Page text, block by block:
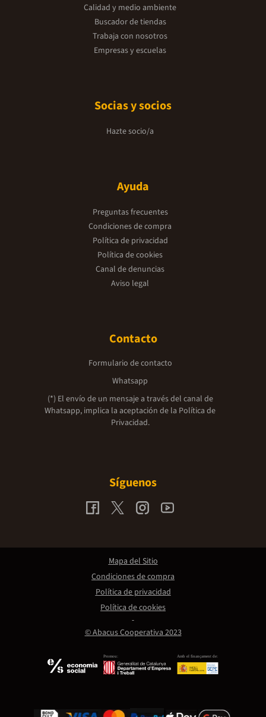
Calidad y medio ambiente
Buscador de tiendas
Trabaja con nosotros
Empresas y escuelas
Socias y socios
Hazte socio/a
Ayuda
Preguntas frecuentes
Condiciones de compra
Política de privacidad
Política de cookies
Canal de denuncias
Aviso legal
Contacto
Formulario de contacto
Whatsapp
(*) El envío de un mensaje a través del canal de
Whatsapp, implica la aceptación de la Política de
Privacidad.
Síguenos
Promou: Amb el finançament de:
© Abacus Cooperativa 2023
Mapa del Sitio
Condiciones de compra
Política de privacidad
Política de cookies